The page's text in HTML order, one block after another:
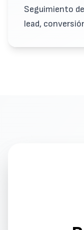
Seguimiento
lead,